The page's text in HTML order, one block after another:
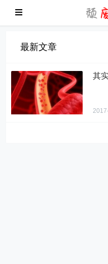
最新文章
其